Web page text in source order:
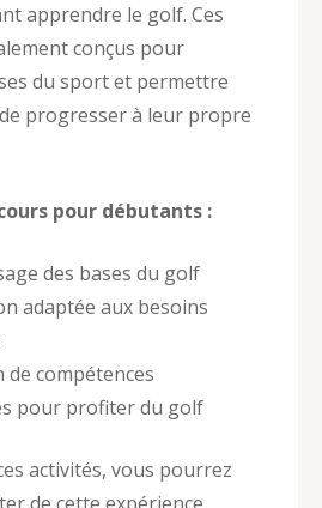
apprendre le golf. Ces
conçus pour
du sport et permettre
progresser à leur propre
pour débutants :
des bases du golf
adaptée aux besoins
de compétences
pour profiter du golf
activités, vous pourrez